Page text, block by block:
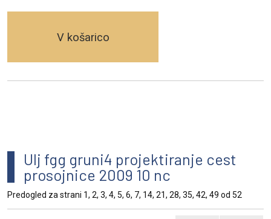
V košarico
Ulj fgg gruni4 projektiranje cest
prosojnice 2009 10 nc
Predogled za strani 1, 2, 3, 4, 5, 6, 7, 14, 21, 28, 35, 42, 49 od 52